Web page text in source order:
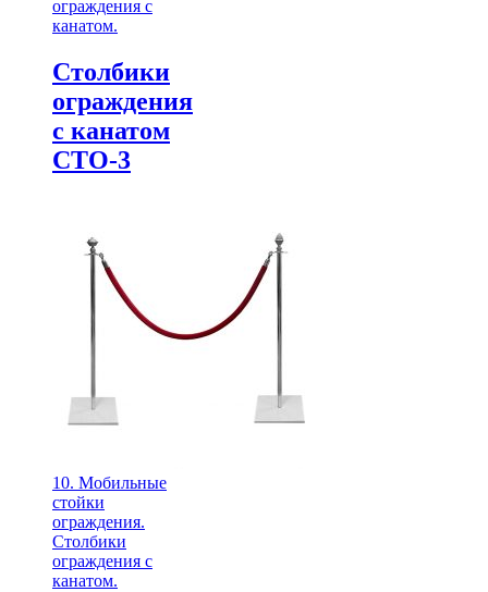
ограждения с
канатом.
Столбики
ограждения
с канатом
СТО-3
10. Мобильные
стойки
ограждения.
Столбики
ограждения с
канатом.